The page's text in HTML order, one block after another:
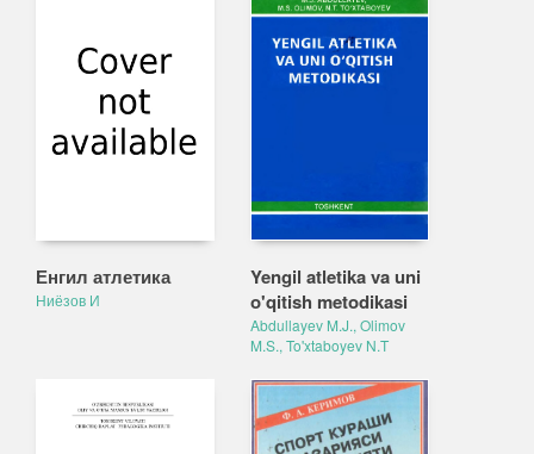
Енгил атлетика
Ниёзов И
Yengil atletika va uni
o'qitish metodikasi
Abdullayev M.J., Olimov
M.S., To'xtaboyev N.T